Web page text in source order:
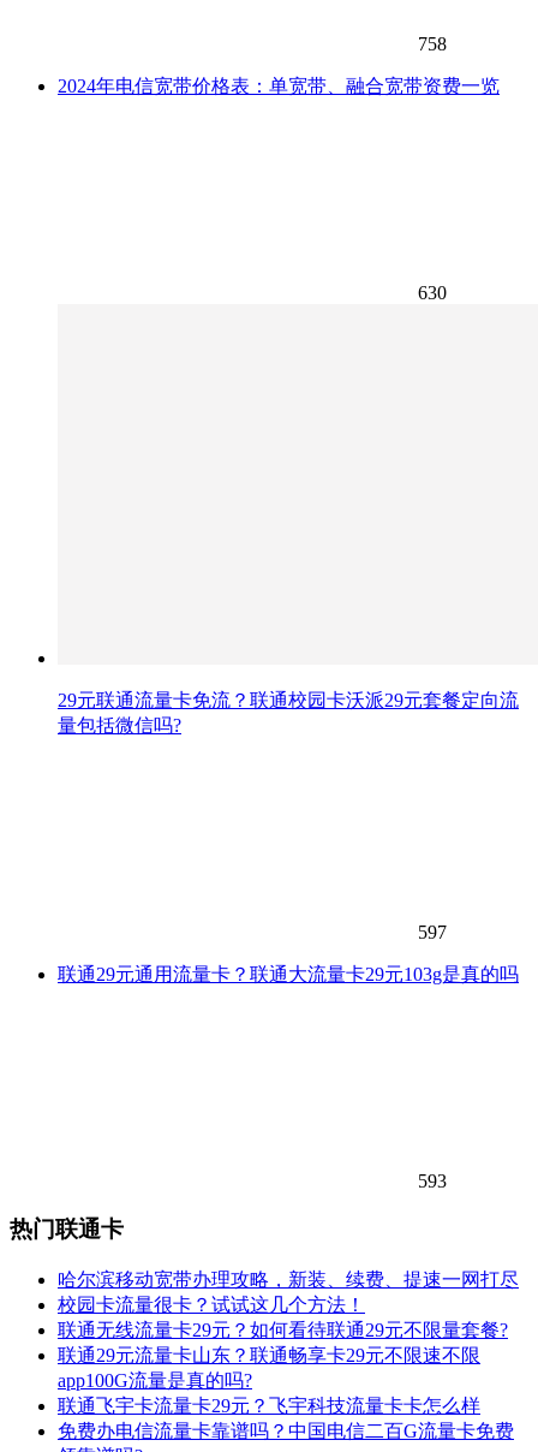
758
2024年电信宽带价格表：单宽带、融合宽带资费一览
630
29元联通流量卡免流？联通校园卡沃派29元套餐定向流
量包括微信吗?
597
联通29元通用流量卡？联通大流量卡29元103g是真的吗
593
热门联通卡
哈尔滨移动宽带办理攻略，新装、续费、提速一网打尽
校园卡流量很卡？试试这几个方法！
联通无线流量卡29元？如何看待联通29元不限量套餐?
联通29元流量卡山东？联通畅享卡29元不限速不限
app100G流量是真的吗?
联通飞宇卡流量卡29元？飞宇科技流量卡卡怎么样
免费办电信流量卡靠谱吗？中国电信二百G流量卡免费